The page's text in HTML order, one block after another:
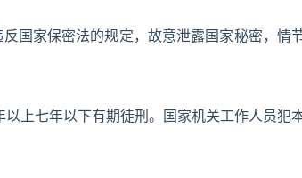
国家保密法的规定，故意泄露国家秘密，情
上七年以下有期徒刑。国家机关工作人员犯